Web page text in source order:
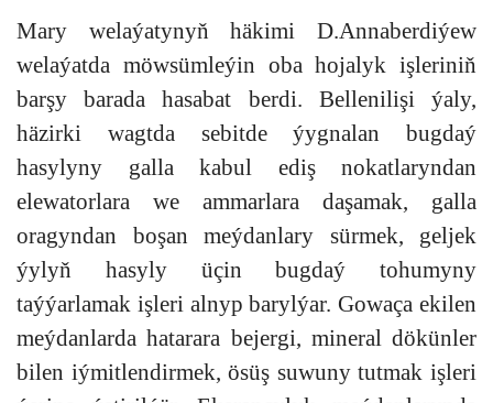
Mary welaýatynyň häkimi D.Annaberdiýew
welaýatda möwsümleýin oba hojalyk işleriniň
barşy barada hasabat berdi. Bellenilişi ýaly,
häzirki wagtda sebitde ýygnalan bugdaý
hasylyny galla kabul ediş nokatlaryndan
elewatorlara we ammarlara daşamak, galla
oragyndan boşan meýdanlary sürmek, geljek
ýylyň hasyly üçin bugdaý tohumyny
taýýarlamak işleri alnyp barylýar. Gowaça ekilen
meýdanlarda hatarara bejergi, mineral dökünler
bilen iýmitlendirmek, ösüş suwuny tutmak işleri